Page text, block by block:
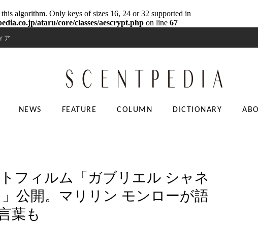
algorithm. Only keys of sizes 16, 24 or 32 supported in
ataru/core/classes/aescrypt.php on line 67
ア
NEWS FEATURE COLUMN DICTIONARY
フィルム「ガブリエル シャネ
公開。マリリン モンローが語
葉も